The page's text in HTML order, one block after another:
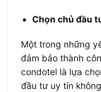
Chọn chủ đầu
Một trong những
đảm bảo thành
condotel là lựa
đầu tư uy tín